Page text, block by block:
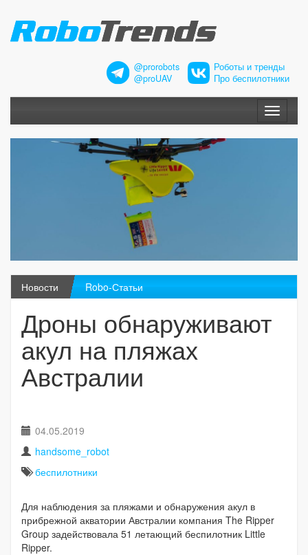
@prorobots
@proUAV
Роботы и тренды
Про беспилотники
Меню
Новости Robo-Статьи
Дроны обнаруживают
акул на пляжах
Австралии
04.05.2019
handsome_robot
беспилотники
Для наблюдения за пляжами и обнаружения акул в
прибрежной акватории Австралии компания The Ripper
Group задействовала 51 летающий беспилотник Little
Ripper.